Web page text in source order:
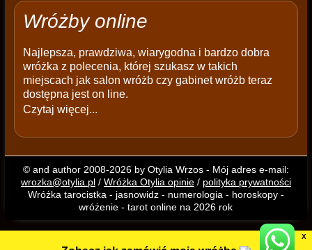
Wróżby online
Najlepsza, prawdziwa, wiarygodna i bardzo dobra
wróżka z polecenia, której szukasz w takich
miejscach jak salon wróżb czy gabinet wróżb teraz
dostępna jest on line.
Czytaj więcej...
© and author 2008-2026 by Otylia Wrzos - Mój adres e-mail:
wrozka@otylia.pl/ Wróżka Otylia opinie/ polityka prywatności
Wróżka tarocistka - jasnowidz - numerologia - horoskopy -
wróżenie - tarot online na 2026 rok
X